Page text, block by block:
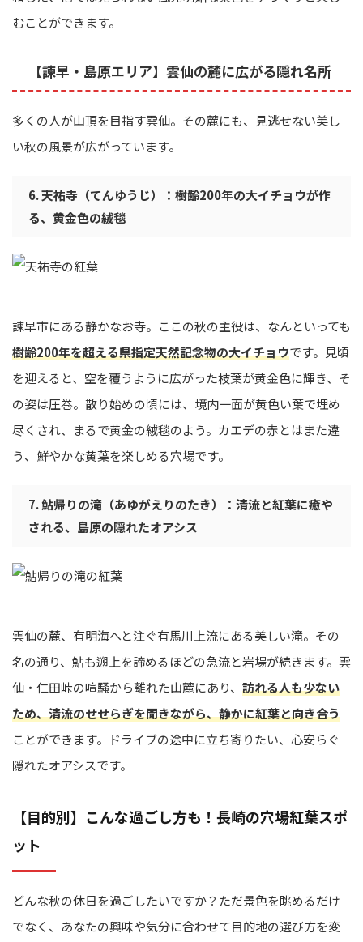
むことができます。
【諫早・島原エリア】雲仙の麓に広がる隠れ名所
多くの人が山頂を目指す雲仙。その麓にも、見逃せない美し
い秋の風景が広がっています。
6. 天祐寺（てんゆうじ）：樹齢200年の大イチョウが作
る、黄金色の絨毯
諫早市にある静かなお寺。ここの秋の主役は、なんといっても
樹齢200年を超える県指定天然記念物の大イチョウです。見頃
を迎えると、空を覆うように広がった枝葉が黄金色に輝き、そ
の姿は圧巻。散り始めの頃には、境内一面が黄色い葉で埋め
尽くされ、まるで黄金の絨毯のよう。カエデの赤とはまた違
う、鮮やかな黄葉を楽しめる穴場です。
7. 鮎帰りの滝（あゆがえりのたき）：清流と紅葉に癒や
される、島原の隠れたオアシス
雲仙の麓、有明海へと注ぐ有馬川上流にある美しい滝。その
名の通り、鮎も遡上を諦めるほどの急流と岩場が続きます。雲
仙・仁田峠の喧騒から離れた山麓にあり、 訪れる人も少ない
ため、清流のせせらぎを聞きながら、静かに紅葉と向き合う
ことができます。ドライブの途中に立ち寄りたい、心安らぐ
隠れたオアシスです。
【目的別】こんな過ごし方も！長崎の穴場紅葉スポ
ット
どんな秋の休日を過ごしたいですか？ただ景色を眺めるだけ
でなく、あなたの興味や気分に合わせて目的地の選び方を変